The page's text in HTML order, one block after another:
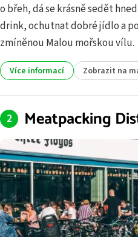
o břeh, dá se krásně sedět
drink, ochutnat dobré jídlo a
zmíněnou Malou mořskou vílu.
Více informací Zobrazit na
Meatpacking